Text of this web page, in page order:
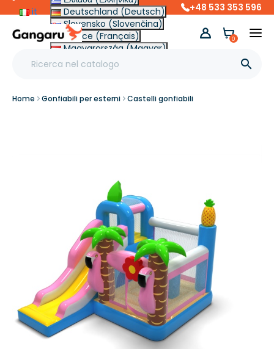
it
Deutschland (Deutsch)
Slovensko (Slovenčina)
France (Français)
Magyarország (Magyar)
Other (English €)
+48 533 353 596

0
Home Gonfiabili per esterni Castelli gonfiabili